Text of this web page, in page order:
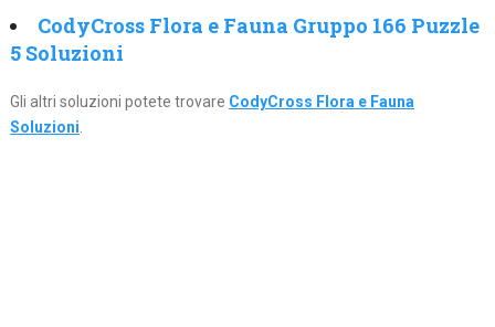
CodyCross Flora e Fauna Gruppo 166 Puzzle
5 Soluzioni
Gli altri soluzioni potete trovare CodyCross Flora e Fauna
Soluzioni.